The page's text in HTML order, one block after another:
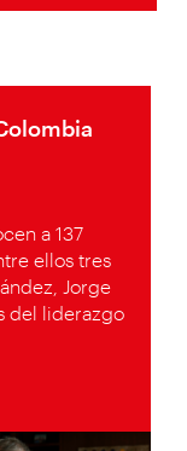
a 137
ellos tres
Jorge
del liderazgo